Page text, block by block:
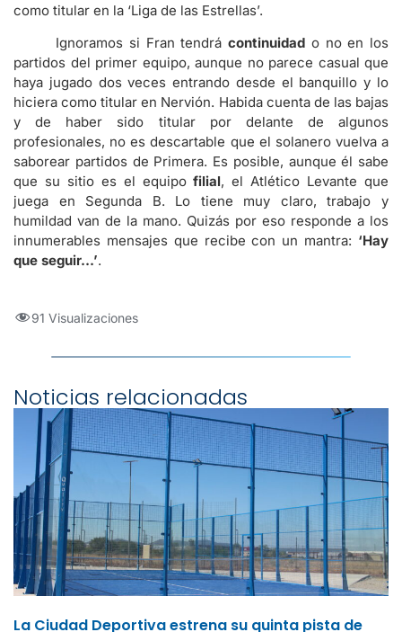
como titular en la ‘Liga de las Estrellas’.
Ignoramos si Fran tendrácontinuidad o no en los
partidos del primer equipo, aunque no parece casual que
haya jugado dos veces entrando desde el banquillo y lo
hiciera como titular en Nervión. Habida cuenta de las bajas
y de haber sido titular por delante de algunos
profesionales, no es descartable que el solanero vuelva a
saborear partidos de Primera. Es posible, aunque él sabe
que su sitio es el equipofilial, el Atlético Levante que
juega en Segunda B. Lo tiene muy claro, trabajo y
humildad van de la mano. Quizás por eso responde a los
innumerables mensajes que recibe con un mantra: ‘Hay
que seguir…’.
91 Visualizaciones
Noticias relacionadas
La Ciudad Deportiva estrena su quinta pista de